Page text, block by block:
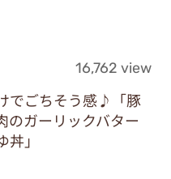
16,762 view
でごちそう感♪「豚
のガーリックバター
丼」